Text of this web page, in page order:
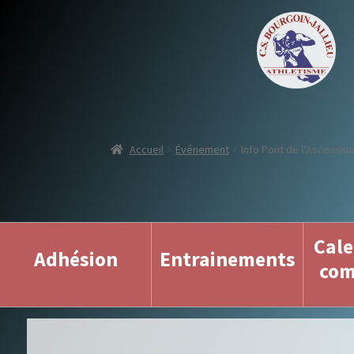
Accueil Événement Info Pont de l’Ascension
Adhésion Entrainements